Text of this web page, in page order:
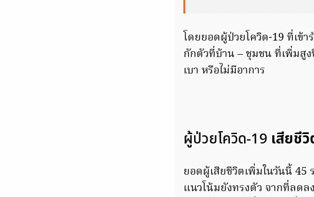
โดยยอดผู้ป่วยโควิด-19 ที่เข้
กักตัวที่บ้าน – ชุมชน ที่เพิ่มสู
เบา หรือไม่มีอาการ
ผู้ป่วยโควิด-19 เสียชี
ยอดผู้เสียชีวิตเพิ่มในวันนี้ 45
แนวโน้มยังทรงตัว จากที่ลด